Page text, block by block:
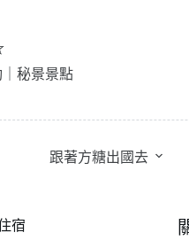
秘景景點
跟著方糖出國去
宿